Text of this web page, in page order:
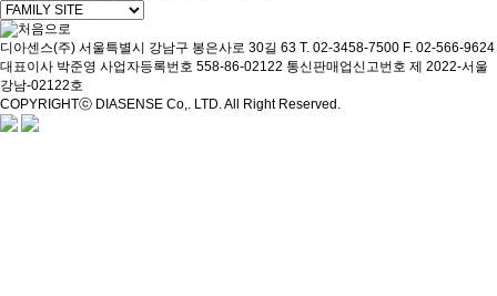
디아센스(주) 서울특별시 강남구 봉은사로 30길 63 T. 02-3458-7500 F. 02-566-9624
대표이사 박준영 사업자등록번호 558-86-02122 통신판매업신고번호 제 2022-서울
강남-02122호
COPYRIGHTⓒ DIASENSE Co,. LTD. All Right Reserved.